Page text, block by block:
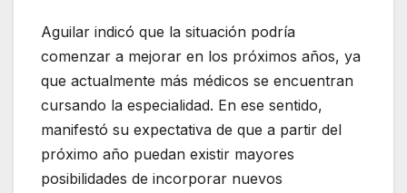
Aguilar indicó que la situación podría
comenzar a mejorar en los próximos años, ya
que actualmente más médicos se encuentran
cursando la especialidad. En ese sentido,
manifestó su expectativa de que a partir del
próximo año puedan existir mayores
posibilidades de incorporar nuevos